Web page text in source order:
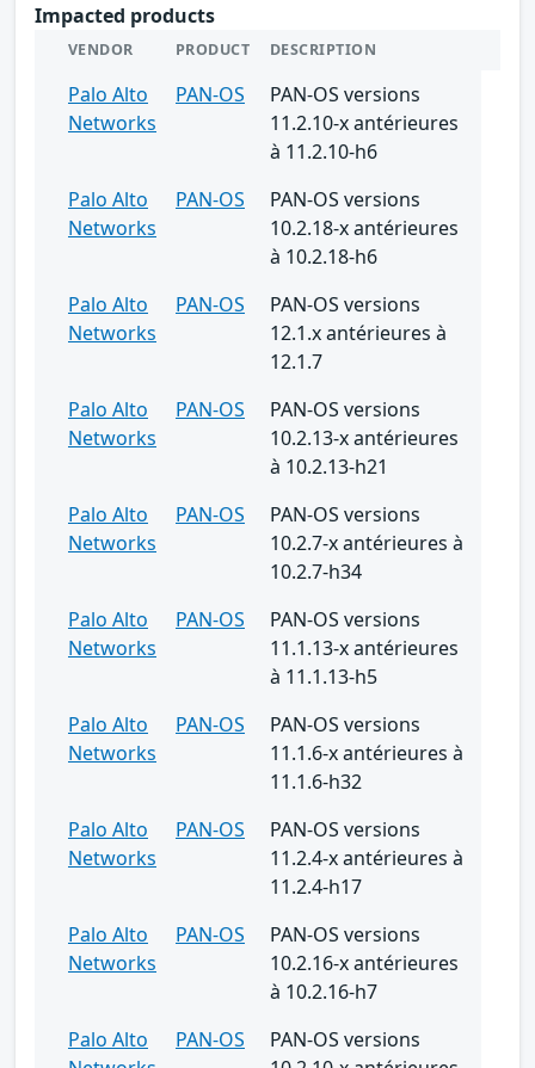
Impacted products
VENDOR PRODUCT DESCRIPTION
Palo Alto
Networks
PAN-OS
PAN-OS versions
11.2.10-x antérieures
à 11.2.10-h6
Palo Alto
Networks
PAN-OS
PAN-OS versions
10.2.18-x antérieures
à 10.2.18-h6
Palo Alto
Networks
PAN-OS
PAN-OS versions
12.1.x antérieures à
12.1.7
Palo Alto
Networks
PAN-OS
PAN-OS versions
10.2.13-x antérieures
à 10.2.13-h21
Palo Alto
Networks
PAN-OS
PAN-OS versions
10.2.7-x antérieures à
10.2.7-h34
Palo Alto
Networks
PAN-OS
PAN-OS versions
11.1.13-x antérieures
à 11.1.13-h5
Palo Alto
Networks
PAN-OS
PAN-OS versions
11.1.6-x antérieures à
11.1.6-h32
Palo Alto
Networks
PAN-OS
PAN-OS versions
11.2.4-x antérieures à
11.2.4-h17
Palo Alto
Networks
PAN-OS
PAN-OS versions
10.2.16-x antérieures
à 10.2.16-h7
Palo Alto
PAN-OS
PAN-OS versions